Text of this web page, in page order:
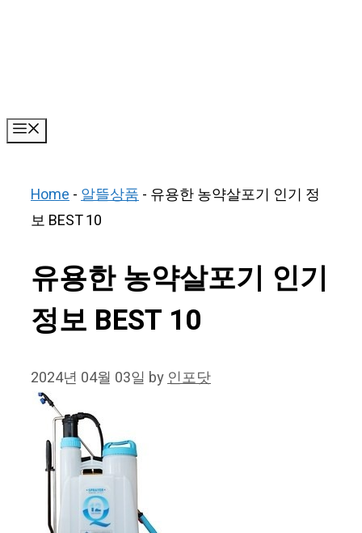
Home-알뜰상품- 유용한 농약살포기 인기 정
보 BEST 10
유용한 농약살포기 인기
정보 BEST 10
2024년 04월 03일 by인포닷